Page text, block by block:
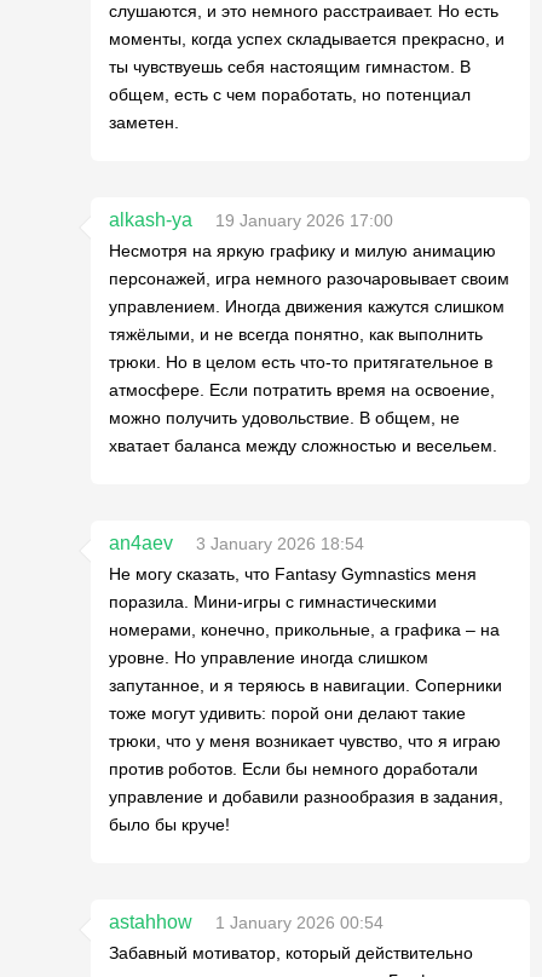
слушаются, и это немного расстраивает. Но есть
моменты, когда успех складывается прекрасно, и
ты чувствуешь себя настоящим гимнастом. В
общем, есть с чем поработать, но потенциал
заметен.
alkash-ya
19 January 2026 17:00
Несмотря на яркую графику и милую анимацию
персонажей, игра немного разочаровывает своим
управлением. Иногда движения кажутся слишком
тяжёлыми, и не всегда понятно, как выполнить
трюки. Но в целом есть что-то притягательное в
атмосфере. Если потратить время на освоение,
можно получить удовольствие. В общем, не
хватает баланса между сложностью и весельем.
an4aev
3 January 2026 18:54
Не могу сказать, что Fantasy Gymnastics меня
поразила. Мини-игры с гимнастическими
номерами, конечно, прикольные, а графика – на
уровне. Но управление иногда слишком
запутанное, и я теряюсь в навигации. Соперники
тоже могут удивить: порой они делают такие
трюки, что у меня возникает чувство, что я играю
против роботов. Если бы немного доработали
управление и добавили разнообразия в задания,
было бы круче!
astahhow
1 January 2026 00:54
Забавный мотиватор, который действительно